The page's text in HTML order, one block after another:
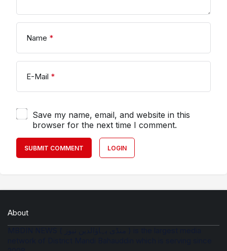
Name *
E-Mail *
Save my name, email, and website in this
browser for the next time I comment.
SUBMIT COMMENT LOGIN
About